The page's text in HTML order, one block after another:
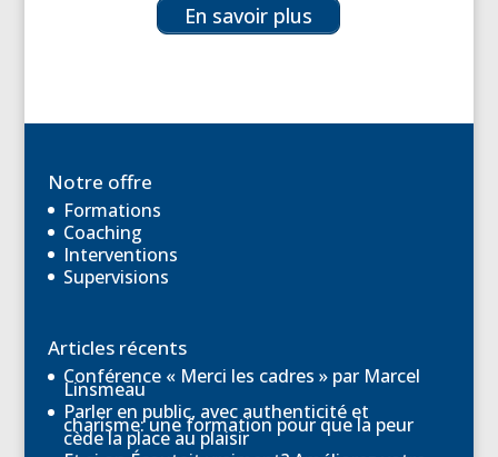
En savoir plus
Notre offre
Formations
Coaching
Interventions
Supervisions
Articles récents
Conférence « Merci les cadres » par Marcel
Linsmeau
Parler en public, avec authenticité et
charisme: une formation pour que la peur
cède la place au plaisir